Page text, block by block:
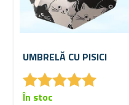
UMBRELĂ CU PISICI
★★★★★
★★★★★
În stoc